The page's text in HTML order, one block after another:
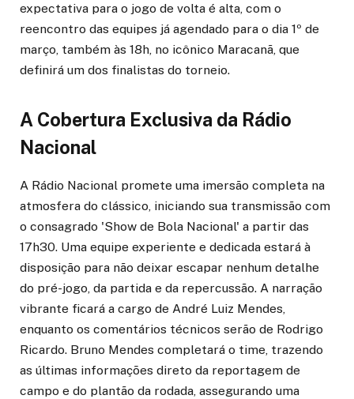
expectativa para o jogo de volta é alta, com o
reencontro das equipes já agendado para o dia 1º de
março, também às 18h, no icônico Maracanã, que
definirá um dos finalistas do torneio.
A Cobertura Exclusiva da Rádio
Nacional
A Rádio Nacional promete uma imersão completa na
atmosfera do clássico, iniciando sua transmissão com
o consagrado 'Show de Bola Nacional' a partir das
17h30. Uma equipe experiente e dedicada estará à
disposição para não deixar escapar nenhum detalhe
do pré-jogo, da partida e da repercussão. A narração
vibrante ficará a cargo de André Luiz Mendes,
enquanto os comentários técnicos serão de Rodrigo
Ricardo. Bruno Mendes completará o time, trazendo
as últimas informações direto da reportagem de
campo e do plantão da rodada, assegurando uma